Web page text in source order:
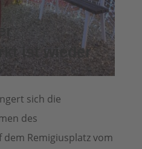
ist wieder
sich die
des
Remigiusplatz vom